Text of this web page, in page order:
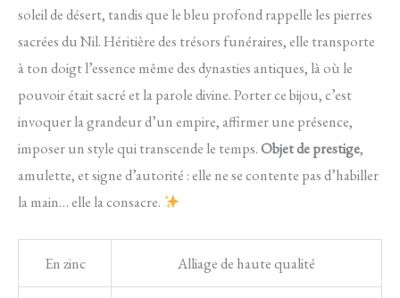
soleil de désert, tandis que le bleu profond rappelle les pierres
sacrées du Nil. Héritière des trésors funéraires, elle transporte
à ton doigt l’essence même des dynasties antiques, là où le
pouvoir était sacré et la parole divine. Porter ce bijou, c’est
invoquer la grandeur d’un empire, affirmer une présence,
imposer un style qui transcende le temps.Objet de prestige,
amulette, et signe d’autorité : elle ne se contente pas d’habiller
la main… elle la consacre.
En zinc Alliage de haute qualité